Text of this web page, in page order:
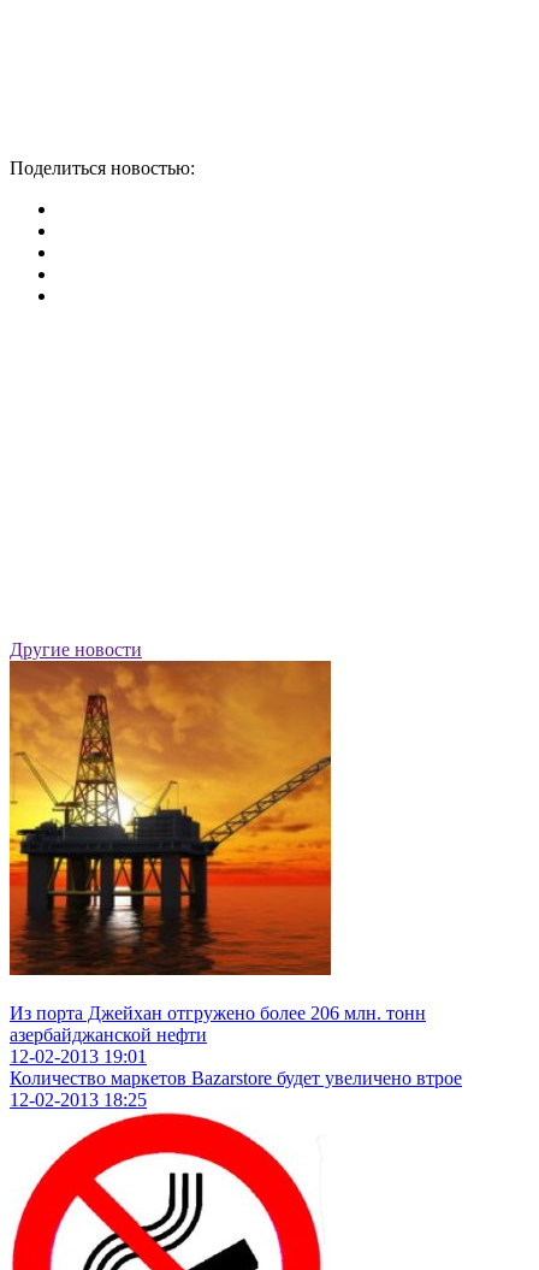
Поделиться новостью:
Другие новости
Из порта Джейхан отгружено более 206 млн. тонн
азербайджанской нефти
12-02-2013 19:01
Количество маркетов Bazarstore будет увеличено втрое
12-02-2013 18:25